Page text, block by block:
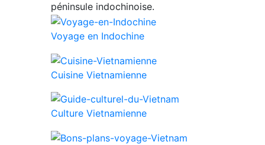
péninsule indochinoise.
Voyage en Indochine
Cuisine Vietnamienne
Culture Vietnamienne